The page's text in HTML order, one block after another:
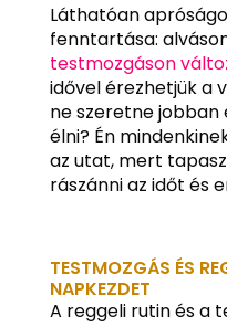
Láthatóan
fenntartása:
testmozgáson
idővel érezhetjük a
ne szeretne jobban
élni? Én
az utat, mert
rászánni az időt és
TESTMOZGÁS ÉS
NAPKEZDET
A reggeli rutin és a